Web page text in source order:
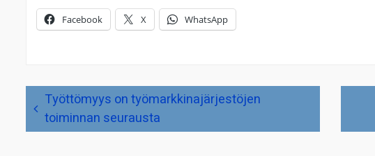
Facebook X WhatsApp
Artikkelien
selausTyöttömyys on työmarkkinajärjestöjen
toiminnan seurausta